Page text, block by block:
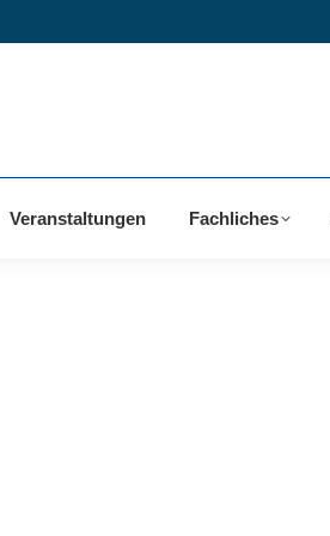
Veranstaltungen Fachliches